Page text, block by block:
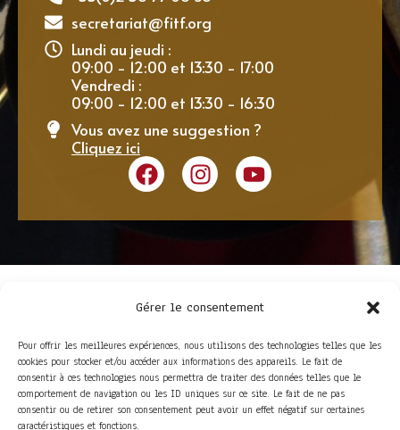
Gérer le consentement
Pour offrir les meilleures expériences, nous utilisons des technologies telles que les
cookies pour stocker et/ou accéder aux informations des appareils. Le fait de
consentir à ces technologies nous permettra de traiter des données telles que le
comportement de navigation ou les ID uniques sur ce site. Le fait de ne pas
consentir ou de retirer son consentement peut avoir un effet négatif sur certaines
caractéristiques et fonctions.
secretariat@fitf.org
Lundi au jeudi :
09:00 - 12:00 et 13:30 - 17:00
Vendredi :
09:00 - 12:00 et 13:30 - 16:30
Vous avez une suggestion ?
Cliquez ici
ACCÈS RAPIDE